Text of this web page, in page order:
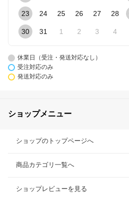
23 24 25 26 27 28
30 31 1 2 3 4
休業日（受注・発送対応なし）
受注対応のみ
発送対応のみ
ショップメニュー
ショップのトップページへ
商品カテゴリ一覧へ
ショップレビューを見る